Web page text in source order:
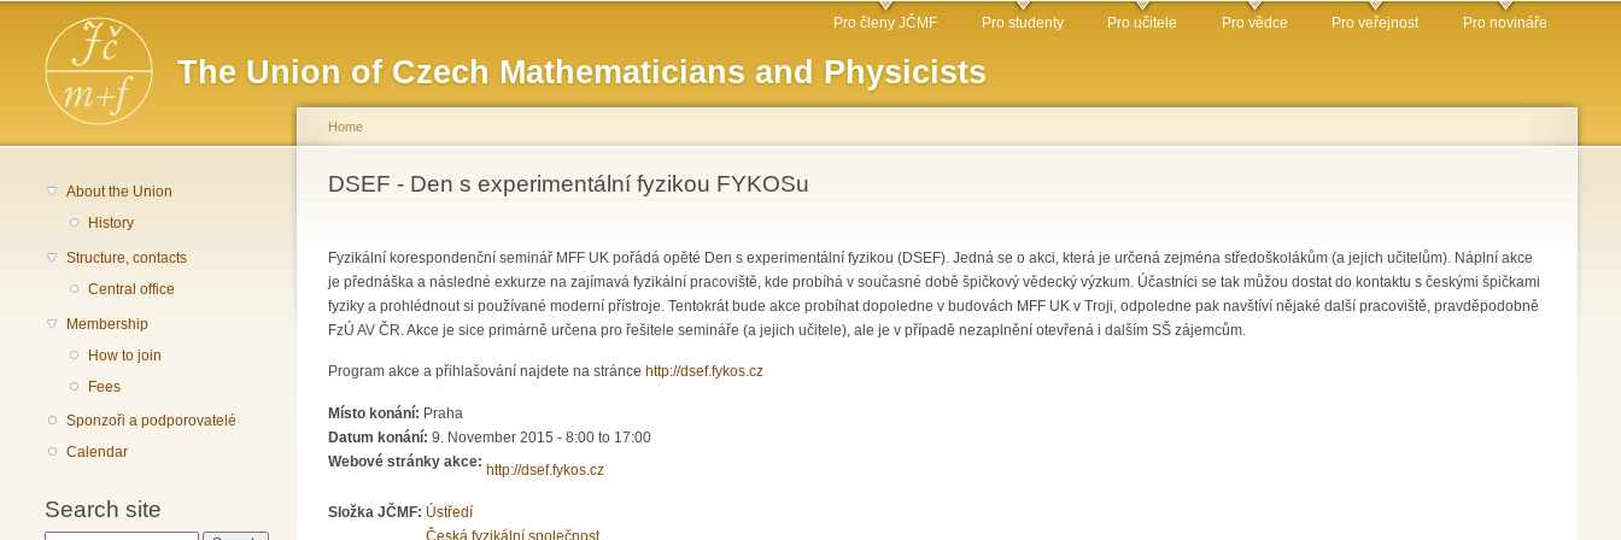
The Union of Czech Mathematicians and Physicists
Main menu Pro členy JČMF Pro studenty Pro učitele Pro vědce Pro veřejnost Pro novináře
About the Union
History
Structure, contacts
Central office
Membership
How to join
Fees
Sponzoři a podporovatelé
Calendar
Search site
You are here
Home
DSEF - Den s experimentální fyzikou FYKOSu
Fyzikální korespondenční seminář MFF UK pořádá opěté Den s experimentální fyzikou (DSEF). Jedná se o akci, která je určená zejména středoškolákům (a jejich učitelům). Náplní akce
je přednáška a následné exkurze na zajímavá fyzikální pracoviště, kde probíhá v současné době špičkový vědecký výzkum. Účastníci se tak můžou dostat do kontaktu s českými špičkami
fyziky a prohlédnout si používané moderní přístroje. Tentokrát bude akce probíhat dopoledne v budovách MFF UK v Troji, odpoledne pak navštíví nějaké další pracoviště, pravděpodobně
FzÚ AV ČR. Akce je sice primárně určena pro řešitele semináře (a jejich učitele), ale je v případě nezaplnění otevřená i dalším SŠ zájemcům.
Program akce a přihlašování najdete na stránce http://dsef.fykos.cz
Místo konání: Praha
Datum konání: 9. November 2015 - 8:00 to 17:00
Webové stránky akce:
http://dsef.fykos.cz
Složka JČMF: Ústředí
Česká fyzikální společnost